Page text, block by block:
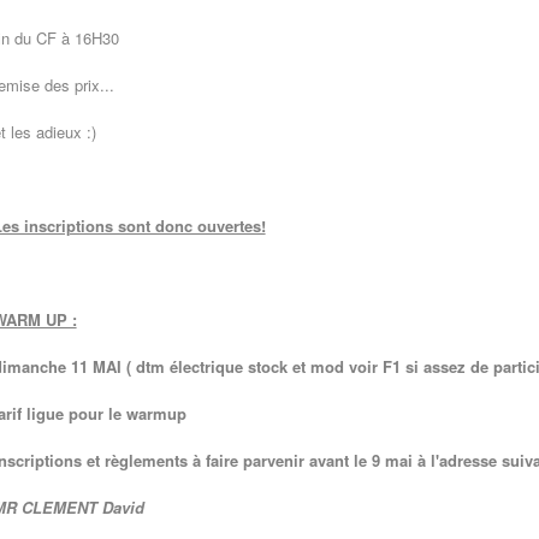
du CF à 16H30
des prix...
les adieux :)
inscriptions sont donc ouvertes!
UP :
11 MAI ( dtm électrique stock et mod voir F1 si assez de
ligue pour le warmup
et règlements à faire parvenir avant le 9 mai à l'adresse
CLEMENT David